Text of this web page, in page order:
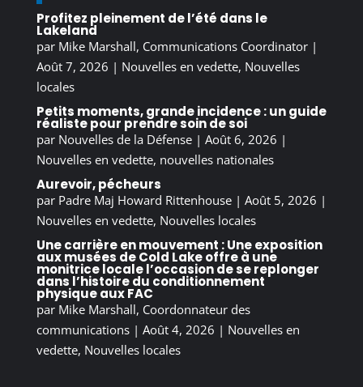
Profitez pleinement de l’été dans le
Lakeland
par Mike Marshall, Communications Coordinator|
Août 7, 2026 | Nouvelles en vedette, Nouvelles
locales
Petits moments, grande incidence : un guide
réaliste pour prendre soin de soi
par Nouvelles de la Défense| Août 6, 2026 |
Nouvelles en vedette, nouvelles nationales
Aurevoir, pécheurs
par Padre Maj Howard Rittenhouse| Août 5, 2026 |
Nouvelles en vedette, Nouvelles locales
Une carrière en mouvement : Une exposition
aux musées de Cold Lake offre à une
monitrice locale l’occasion de se replonger
dans l’histoire du conditionnement
physique aux FAC
par Mike Marshall, Coordonnateur des
communications| Août 4, 2026 | Nouvelles en
vedette, Nouvelles locales